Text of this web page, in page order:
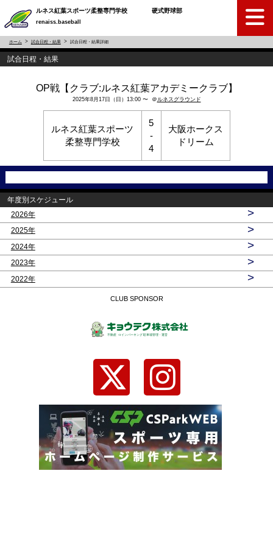
ルネス紅葉スポーツ柔整専門学校 硬式野球部
renaiss.baseball
ホーム 試合日程・結果 試合日程・結果詳細
試合日程・結果
OP戦【クラブ:ルネス紅葉アカデミークラブ】
2025年8月17日（日）13:00 〜 ＠ルネスグラウンド
ルネス紅葉スポーツ
柔整専門学校
5
-
4
大阪ホークス
ドリーム
年度別スケジュール
2026年
>
2025年 >
2024年 >
2023年 >
2022年 >
CLUB SPONSOR